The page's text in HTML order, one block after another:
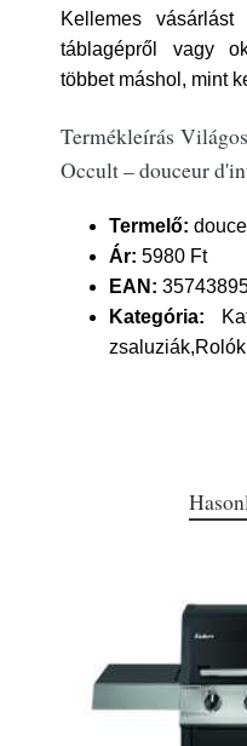
Kellemes vásárlást
táblagépről vagy
többet máshol, mint
Termékleírás
Occult – douceur
Termelő:
Ár: 5980 Ft
EAN:
Kategória:
zsaluziák,Rolók